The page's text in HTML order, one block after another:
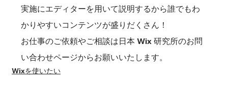
実施にエディターを用いて説明するから誰でもわ
かりやすいコンテンツが盛りだくさん！
お仕事のご依頼やご相談は日本 Wix 研究所のお問
い合わせページからお願いいたします。
Wixを使いたい